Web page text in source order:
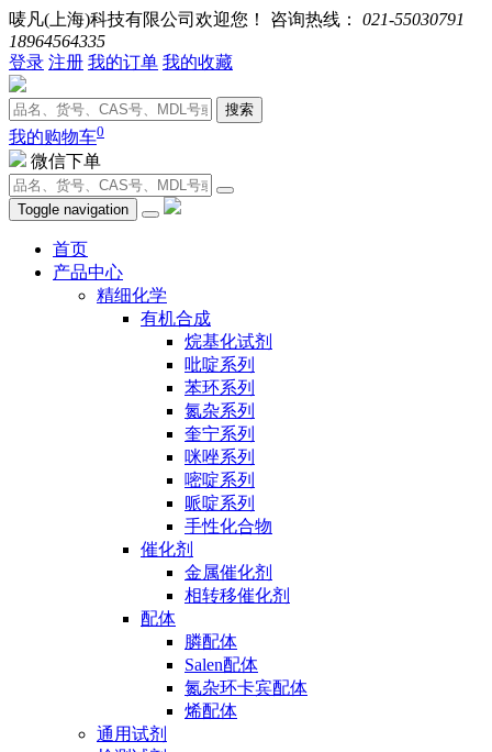
唛凡(上海)科技有限公司欢迎您！ 咨询热线： 021-55030791
18964564335
登录 注册 我的订单 我的收藏
搜索
我的购物车0
微信下单
Toggle navigation
首页
产品中心
精细化学
有机合成
烷基化试剂
吡啶系列
苯环系列
氮杂系列
奎宁系列
咪唑系列
嘧啶系列
哌啶系列
手性化合物
催化剂
金属催化剂
相转移催化剂
配体
膦配体
Salen配体
氮杂环卡宾配体
烯配体
通用试剂